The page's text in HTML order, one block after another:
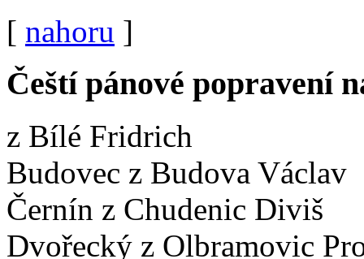
[ nahoru ]
Čeští pánové popravení
z Bílé Fridrich
Budovec z Budova Václav
Černín z Chudenic Diviš
Dvořecký z Olbramovic